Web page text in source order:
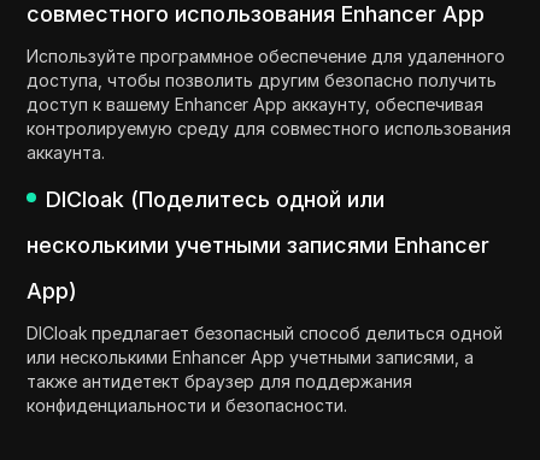
совместного использования Enhancer App
Используйте программное обеспечение для удаленного
доступа, чтобы позволить другим безопасно получить
доступ к вашему Enhancer App аккаунту, обеспечивая
контролируемую среду для совместного использования
аккаунта.
DICloak (Поделитесь одной или
несколькими учетными записями Enhancer
App)
DICloak предлагает безопасный способ делиться одной
или несколькими Enhancer App учетными записями, а
также антидетект браузер для поддержания
конфиденциальности и безопасности.